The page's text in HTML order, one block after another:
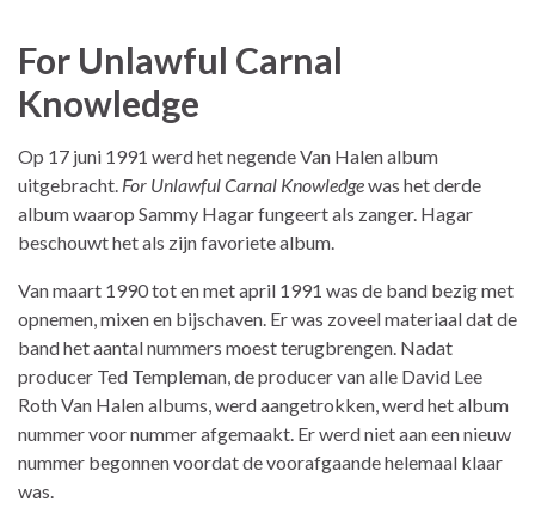
For Unlawful Carnal
Knowledge
Op 17 juni 1991 werd het negende Van Halen album
uitgebracht. For Unlawful Carnal Knowledgewas het derde
album waarop Sammy Hagar fungeert als zanger. Hagar
beschouwt het als zijn favoriete album.
Van maart 1990 tot en met april 1991 was de band bezig met
opnemen, mixen en bijschaven. Er was zoveel materiaal dat de
band het aantal nummers moest terugbrengen. Nadat
producer Ted Templeman, de producer van alle David Lee
Roth Van Halen albums, werd aangetrokken, werd het album
nummer voor nummer afgemaakt. Er werd niet aan een nieuw
nummer begonnen voordat de voorafgaande helemaal klaar
was.